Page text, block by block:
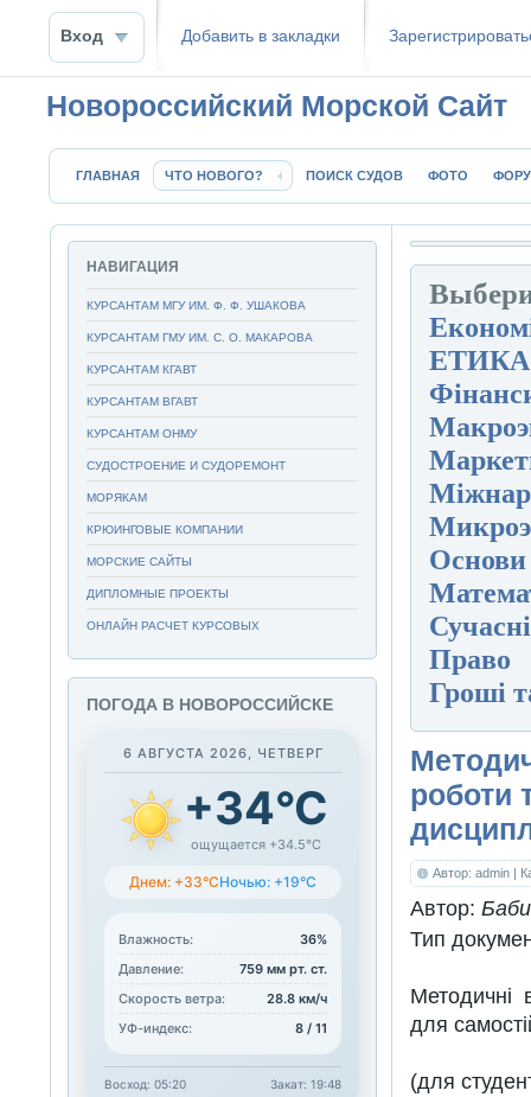
Вход Добавить в закладки
Новороссийский Морской Сайт
ГЛАВНАЯ ЧТО НОВОГО? ПОИСК СУДОВ ФОТО
ЕТИКА
Право
Гроші
роботи
Автор: admin |
Автор:
Тип
Методичні
для
(для
НАВИГАЦИЯ
КУРСАНТАМ МГУ ИМ. Ф. Ф. УШАКОВА
КУРСАНТАМ ГМУ ИМ. С. О. МАКАРОВА
КУРСАНТАМ КГАВТ
КУРСАНТАМ ВГАВТ
КУРСАНТАМ ОНМУ
СУДОСТРОЕНИЕ И СУДОРЕМОНТ
МОРЯКАМ
КРЮИНГОВЫЕ КОМПАНИИ
МОРСКИЕ САЙТЫ
ДИПЛОМНЫЕ ПРОЕКТЫ
ОНЛАЙН РАСЧЕТ КУРСОВЫХ
ПОГОДА В НОВОРОССИЙСКЕ
6 АВГУСТА 2026, ЧЕТВЕРГ
+34°C
ощущается +34.5°C
Днем: +33°CНочью: +19°C
Влажность:
36%
Давление:
759 мм рт. ст.
Скорость ветра:
28.8 км/ч
УФ-индекс:
8 / 11
Восход: 05:20 Закат: 19:48